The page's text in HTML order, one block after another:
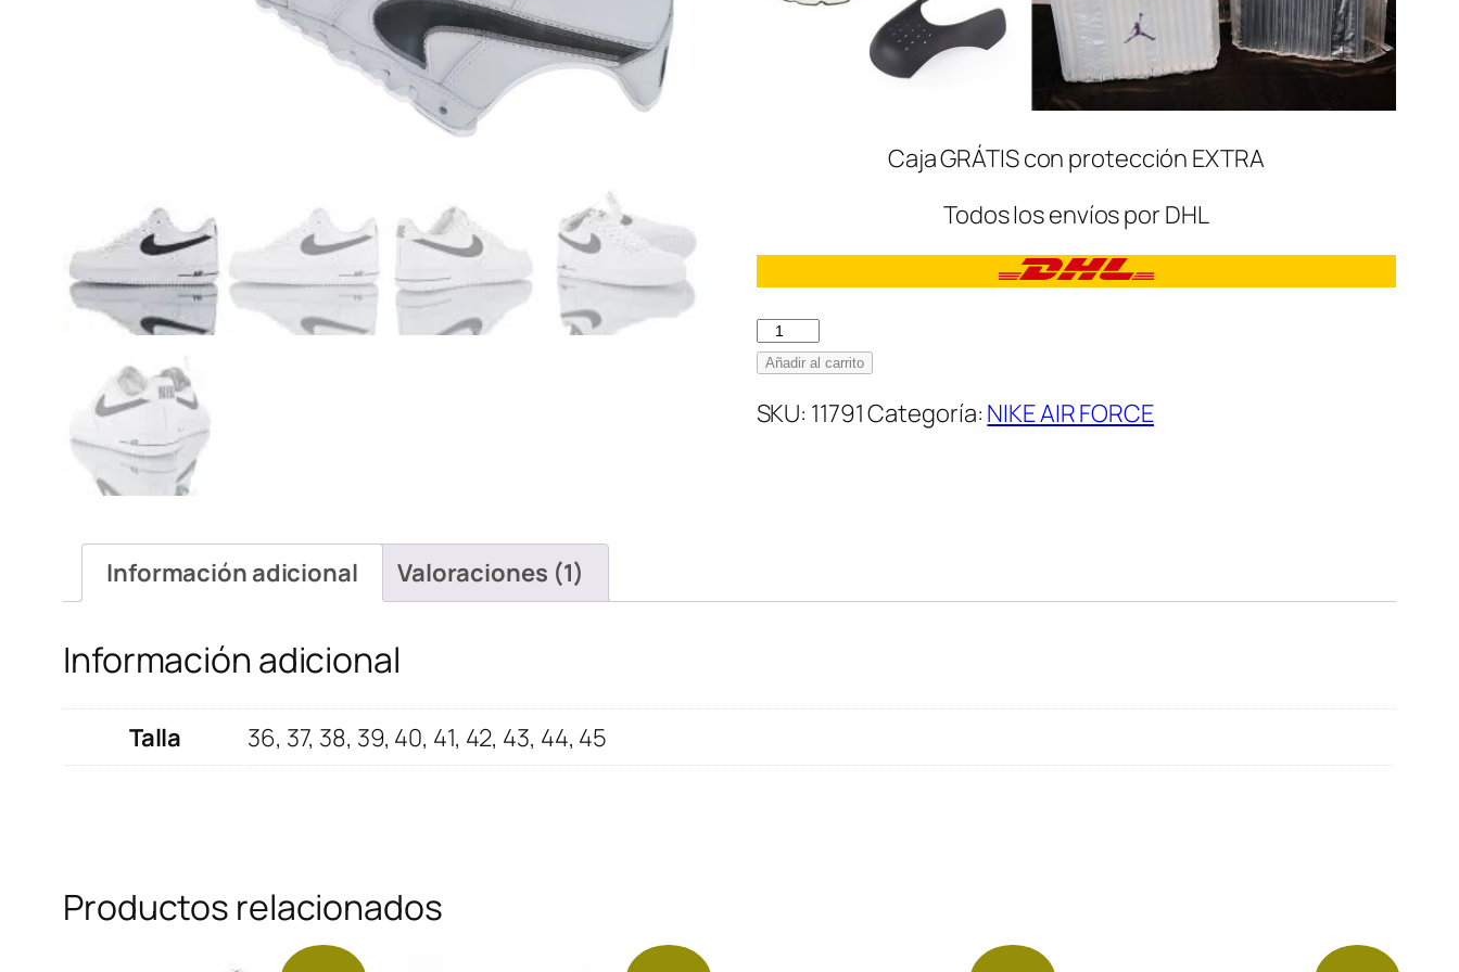
Caja GRÁTIS con protección EXTRA
Todos los envíos por DHL
Nike
Air
07
Añadir al carrito
SKU: 11791Categoría: NIKE AIR FORCE
Información adicional Valoraciones (1)
Información adicional
Talla 36, 37, 38, 39, 40, 41, 42, 43, 44, 45
Productos relacionados